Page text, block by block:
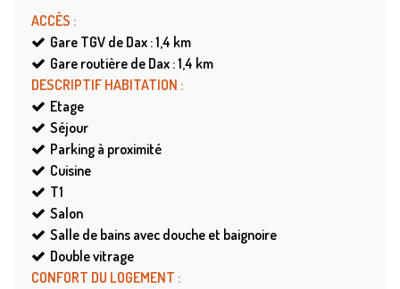
ACCÈS :
Gare TGV de Dax : 1,4 km
Gare routière de Dax : 1,4 km
DESCRIPTIF HABITATION :
Etage
Séjour
Parking à proximité
Cuisine
T1
Salon
Salle de bains avec douche et baignoire
Double vitrage
CONFORT DU LOGEMENT :